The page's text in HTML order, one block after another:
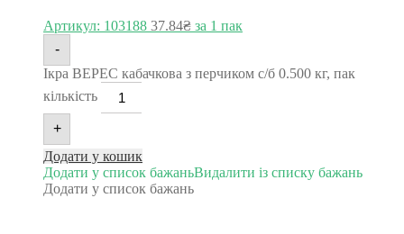
Артикул: 103188 37.84₴ за 1 пак
-
Ікра ВЕРЕС кабачкова з перчиком с/б 0.500 кг, пак
кількість
+
Додати у кошик
Додати у список бажаньВидалити із списку бажань
Додати у список бажань